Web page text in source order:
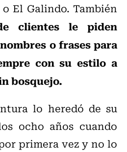
El Galindo. También
clientes le piden
o frases para
con su estilo a
bosquejo.
lo heredó de su
ocho años cuando
primera vez y no lo